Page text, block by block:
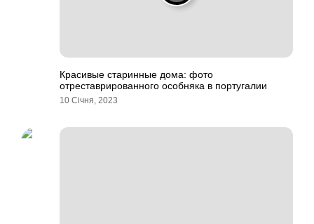
Красивые старинные дома: фото
отреставрированного особняка в португалии
10 Січня, 2023